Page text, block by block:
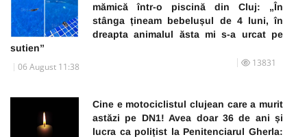
mămică într-o piscină din Cluj: „În
stânga țineam bebelușul de 4 luni, în
dreapta animalul ăsta mi s-a urcat pe
sutien”
06 August 11:38 13831
Cine e motociclistul clujean care a murit
astăzi pe DN1! Avea doar 36 de ani și
lucra ca polițist la Penitenciarul Gherla: